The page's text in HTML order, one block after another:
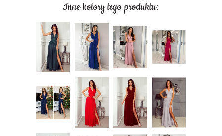
Inne kolory tego produktu: